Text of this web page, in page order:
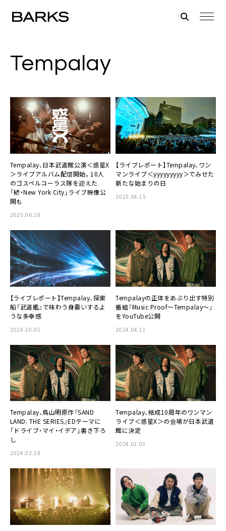
Tempalay
Tempalay、日本武道館公演＜惑星X
＞ライブアルバム配信開始。10人
のゴスペルコーラス隊を迎えた
「続・New York City」ライブ映像公
開も
2025.06.18
【ライブレポート】Tempalay、ワン
マンライブ＜yyyyyyyyy＞でみせた
新たな始まりの日
2025.04.15
【ライブレポート】Tempalay、探索
船『武道艦』で味わう身震いするよ
うな多幸感
2024.10.05
Tempalayの正体をあぶり出す特別
番組『Music Proof～Tempalay～』
をYouTube公開
2024.04.11
Tempalay、鳥山明原作『SAND
LAND: THE SERIES』EDテーマに
「ドライブ・マイ・イデア」書き下ろ
し
2024.03.18
Tempalay、結成10周年のワンマン
ライブ＜惑星X＞の会場が日本武道
館に決定
2024.01.01